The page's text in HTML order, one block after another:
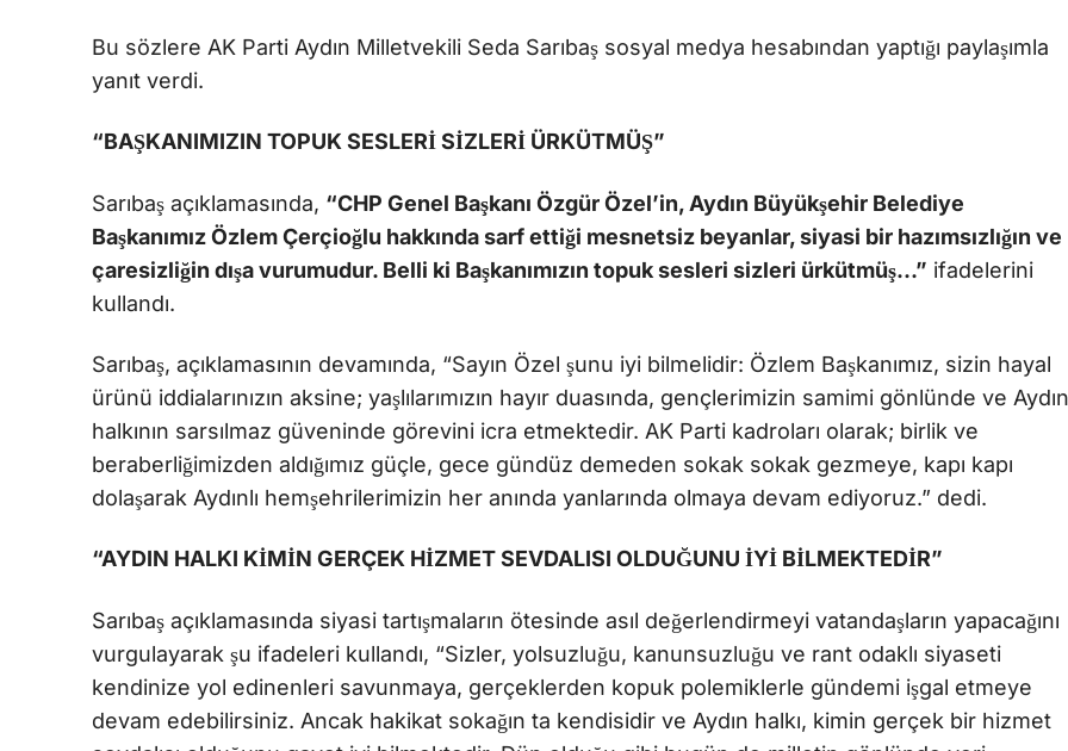
Bu sözlere AK Parti Aydın Milletvekili Seda Sarıbaş sosyal medya hesabından yaptığı paylaşımla
yanıt verdi.
“BAŞKANIMIZIN TOPUK SESLERİ SİZLERİ ÜRKÜTMÜŞ”
Sarıbaş açıklamasında, “CHP Genel Başkanı Özgür Özel’in, Aydın Büyükşehir Belediye
Başkanımız Özlem Çerçioğlu hakkında sarf ettiği mesnetsiz beyanlar, siyasi bir hazımsızlığın ve
çaresizliğin dışa vurumudur. Belli ki Başkanımızın topuk sesleri sizleri ürkütmüş…” ifadelerini
kullandı.
Sarıbaş, açıklamasının devamında, “Sayın Özel şunu iyi bilmelidir: Özlem Başkanımız, sizin hayal
ürünü iddialarınızın aksine; yaşlılarımızın hayır duasında, gençlerimizin samimi gönlünde ve Aydın
halkının sarsılmaz güveninde görevini icra etmektedir. AK Parti kadroları olarak; birlik ve
beraberliğimizden aldığımız güçle, gece gündüz demeden sokak sokak gezmeye, kapı kapı
dolaşarak Aydınlı hemşehrilerimizin her anında yanlarında olmaya devam ediyoruz.” dedi.
“AYDIN HALKI KİMİN GERÇEK HİZMET SEVDALISI OLDUĞUNU İYİ BİLMEKTEDİR”
Sarıbaş açıklamasında siyasi tartışmaların ötesinde asıl değerlendirmeyi vatandaşların yapacağını
vurgulayarak şu ifadeleri kullandı, “Sizler, yolsuzluğu, kanunsuzluğu ve rant odaklı siyaseti
kendinize yol edinenleri savunmaya, gerçeklerden kopuk polemiklerle gündemi işgal etmeye
devam edebilirsiniz. Ancak hakikat sokağın ta kendisidir ve Aydın halkı, kimin gerçek bir hizmet